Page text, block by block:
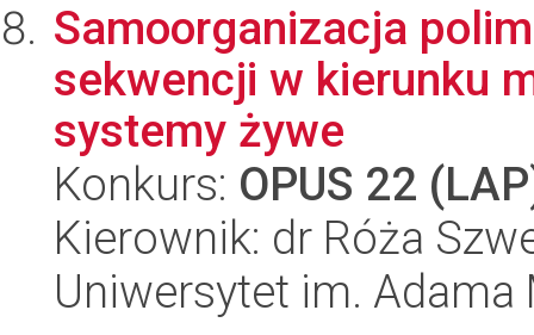
Samoorganizacja
sekwencji w kierunku
systemy żywe
Konkurs: OPUS 22
Kierownik: dr Róża
Uniwersytet im.